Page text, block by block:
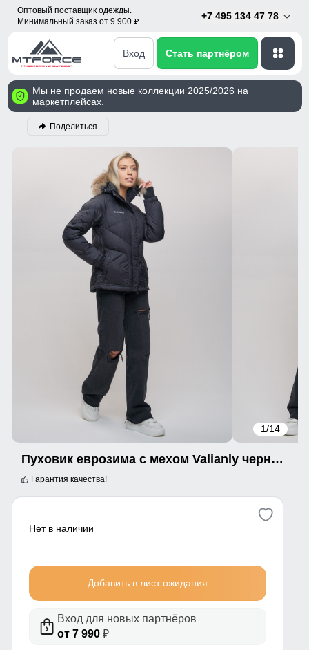
Оптовый поставщик одежды.
Минимальный заказ от 9 900 p
+7 495 134 47 78
Вход Стать партнёром
Мы не продаем новые коллекции 2025/2026 на
маркетплейсах.
Поделиться
1/14
Пуховик еврозима с мехом Valianly черного цвета 22107Ch
Гарантия качества!
Нет в наличии
Добавить в лист ожидания
Вход для новых партнёров
от 7 990₽